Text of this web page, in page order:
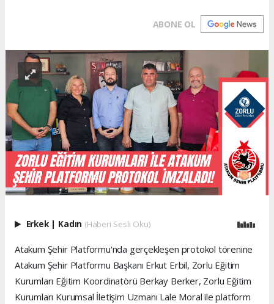
ABONE OL
Erkek | Kadın (Haberi Sesli Oku)
Atakum Şehir Platformu'nda gerçekleşen protokol törenine
Atakum Şehir Platformu Başkanı Erkut Erbil, Zorlu Eğitim
Kurumları Eğitim Koordinatörü Berkay Berker, Zorlu Eğitim
Kurumları Kurumsal İletişim Uzmanı Lale Moral ile platform